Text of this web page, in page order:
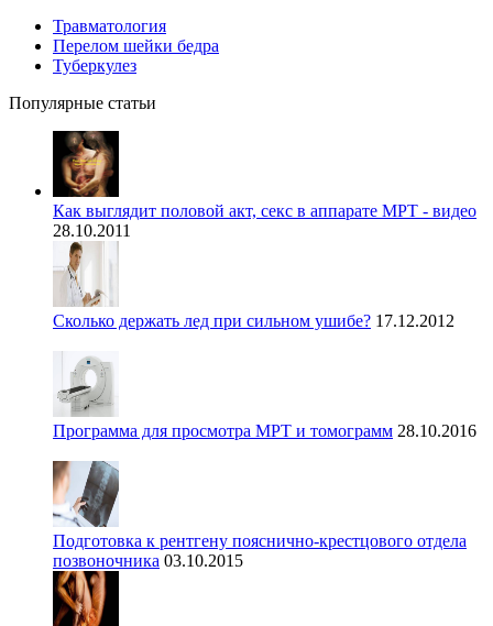
Травматология
Перелом шейки бедра
Туберкулез
Популярные статьи
Как выглядит половой акт, секс в аппарате МРТ - видео
28.10.2011
Сколько держать лед при сильном ушибе? 17.12.2012
Программа для просмотра МРТ и томограмм 28.10.2016
Подготовка к рентгену пояснично-крестцового отдела
позвоночника 03.10.2015